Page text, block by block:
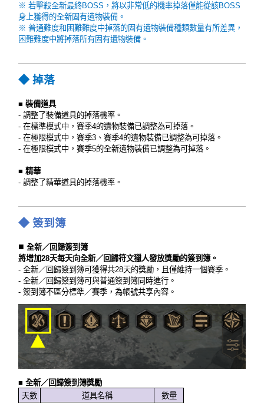
※ 若擊殺全新最終BOSS，將以非常低的機率掉落僅能從該BOSS
身上獲得的全新固有遺物裝備。
※ 普通難度和困難難度中掉落的固有遺物裝備種類數量有所差異，
困難難度中將掉落所有固有遺物裝備。
◆ 掉落
■ 裝備道具
- 調整了裝備道具的掉落機率。
- 在標準模式中，賽季4的遺物裝備已調整為可掉落。
- 在極限模式中，賽季3、賽季4的遺物裝備已調整為可掉落。
- 在極限模式中，賽季5的全新遺物裝備已調整為可掉落。
■ 精華
- 調整了精華道具的掉落機率。
◆ 簽到簿
■ 全新／回歸簽到簿
將增加28天每天向全新／回歸符文獵人發放獎勵的簽到簿。
- 全新／回歸簽到簿可獲得共28天的獎勵，且僅維持一個賽季。
- 全新／回歸簽到簿可與普通簽到簿同時進行。
-簽到簿不區分標準／賽季，為帳號共享內容。
■全新／回歸簽到簿獎勵
天數
道具名稱 數量